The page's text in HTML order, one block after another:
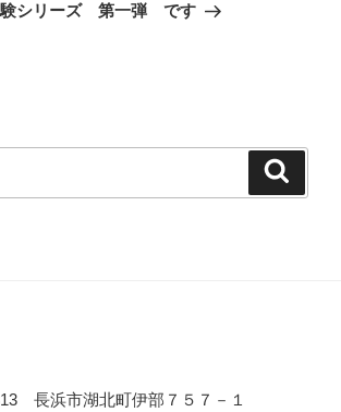
験シリーズ 第一弾 です
長浜市湖北町伊部７５７－１